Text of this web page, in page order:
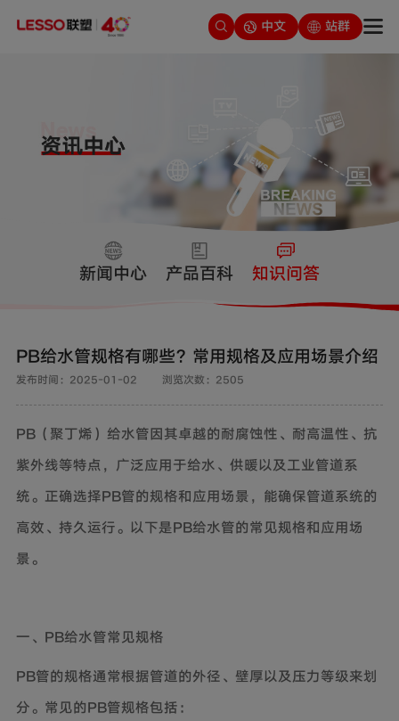
中文 站群
新闻中心 产品百科 知识问答
PB给水管规格有哪些？常用规格及应用场景介绍
发布时间：2025-01-02 浏览次数：2505
PB（聚丁烯）给水管因其卓越的耐腐蚀性、耐高温性、抗
紫外线等特点，广泛应用于给水、供暖以及工业管道系
统。正确选择PB管的规格和应用场景，能确保管道系统的
高效、持久运行。以下是PB给水管的常见规格和应用场
景。
一、PB给水管常见规格
PB管的规格通常根据管道的外径、壁厚以及压力等级来划
分。常见的PB管规格包括：